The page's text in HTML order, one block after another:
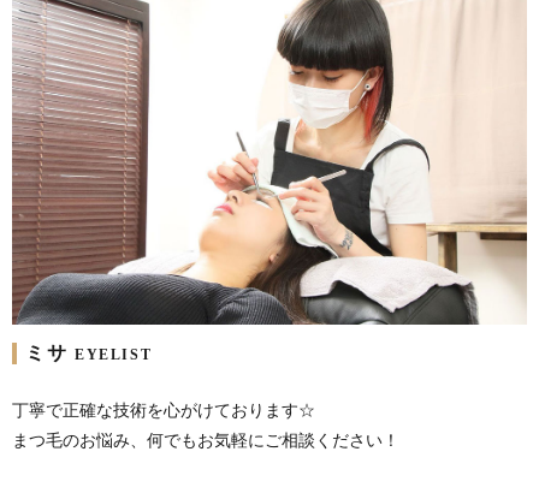
ミサ EYELIST
丁寧で正確な技術を心がけております☆
まつ毛のお悩み、何でもお気軽にご相談ください！